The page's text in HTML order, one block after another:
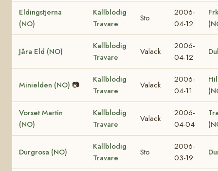
Eldingstjerna
(NO)
Kallblodig
Travare
Sto
2006-
04-12
Jåra Eld (NO)
Kallblodig
Travare
Valack
2006-
04-12
Minielden (NO) 📷
Kallblodig
Travare
Valack
2006-
04-11
Vorset Martin
(NO)
Kallblodig
Travare
Valack
2006-
04-04
Durgrosa (NO)
Kallblodig
Travare
Sto
2006-
03-19